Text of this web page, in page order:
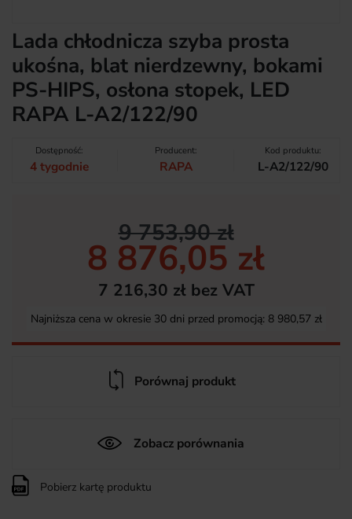
Lada chłodnicza szyba prosta
ukośna, blat nierdzewny, bokami
PS-HIPS, osłona stopek, LED
RAPA L-A2/122/90
Dostępność:
4 tygodnie
Producent:
RAPA
Kod produktu:
L-A2/122/90
9 753,90 zł
8 876,05 zł
7 216,30 zł bez VAT
Najniższa cena w okresie 30 dni przed promocją: 8 980,57 zł
Porównaj produkt
Zobacz porównania
Pobierz kartę produktu